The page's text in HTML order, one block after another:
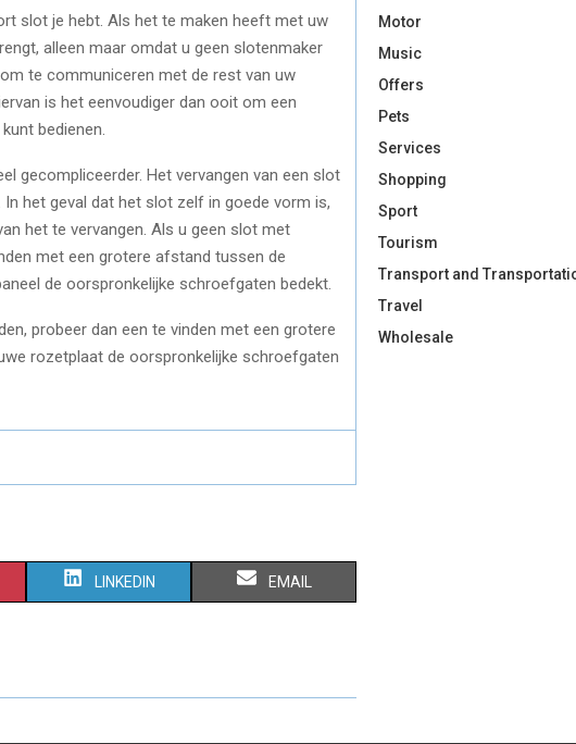
slot je hebt. Als het te maken heeft met uw
alleen maar omdat u geen slotenmaker
te communiceren met de rest van uw
is het eenvoudiger dan ooit om een
bedienen.
gecompliceerder. Het vervangen van een slot
het geval dat het slot zelf in goede vorm is,
het te vervangen. Als u geen slot met
met een grotere afstand tussen de
de oorspronkelijke schroefgaten bedekt.
probeer dan een te vinden met een grotere
rozetplaat de oorspronkelijke schroefgaten
S
R
LINKEDIN S
R
EMAIL
Motor
Music
Offers
Pets
Services
Shopping
Sport
Tourism
Transport and
Travel
Wholesale